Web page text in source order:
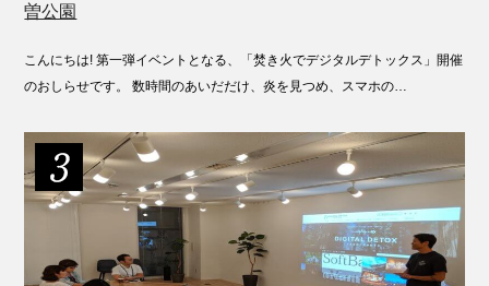
曽公園
こんにちは! 第一弾イベントとなる、「焚き火でデジタルデトックス」開催
のおしらせです。 数時間のあいだだけ、炎を見つめ、スマホの…